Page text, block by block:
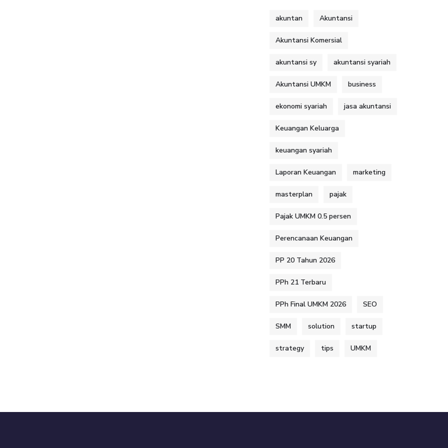
akuntan Akuntansi
Akuntansi Komersial
akuntansi sy akuntansi syariah
Akuntansi UMKM business
ekonomi syariah jasa akuntansi
Keuangan Keluarga
keuangan syariah
Laporan Keuangan marketing
masterplan pajak
Pajak UMKM 0.5 persen
Perencanaan Keuangan
PP 20 Tahun 2026
PPh 21 Terbaru
PPh Final UMKM 2026 SEO
SMM solution startup
strategy tips UMKM